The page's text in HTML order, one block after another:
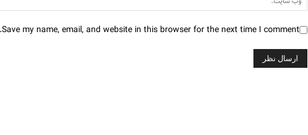
Save my name, email, and website in this browser for the next time I comment.